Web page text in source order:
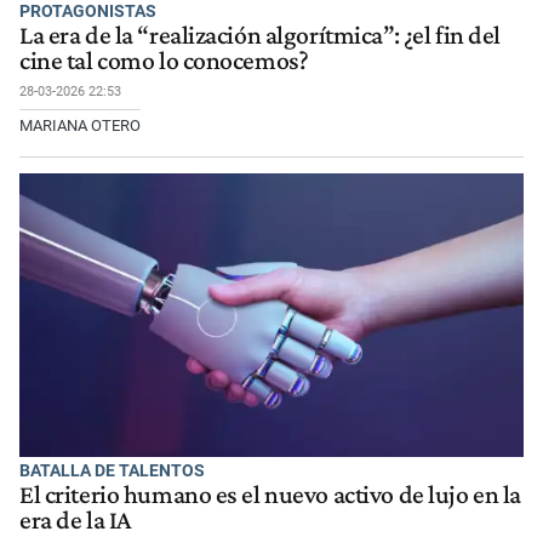
PROTAGONISTAS
La era de la “realización algorítmica”: ¿el fin del
cine tal como lo conocemos?
28-03-2026 22:53
MARIANA OTERO
BATALLA DE TALENTOS
El criterio humano es el nuevo activo de lujo en la
era de la IA